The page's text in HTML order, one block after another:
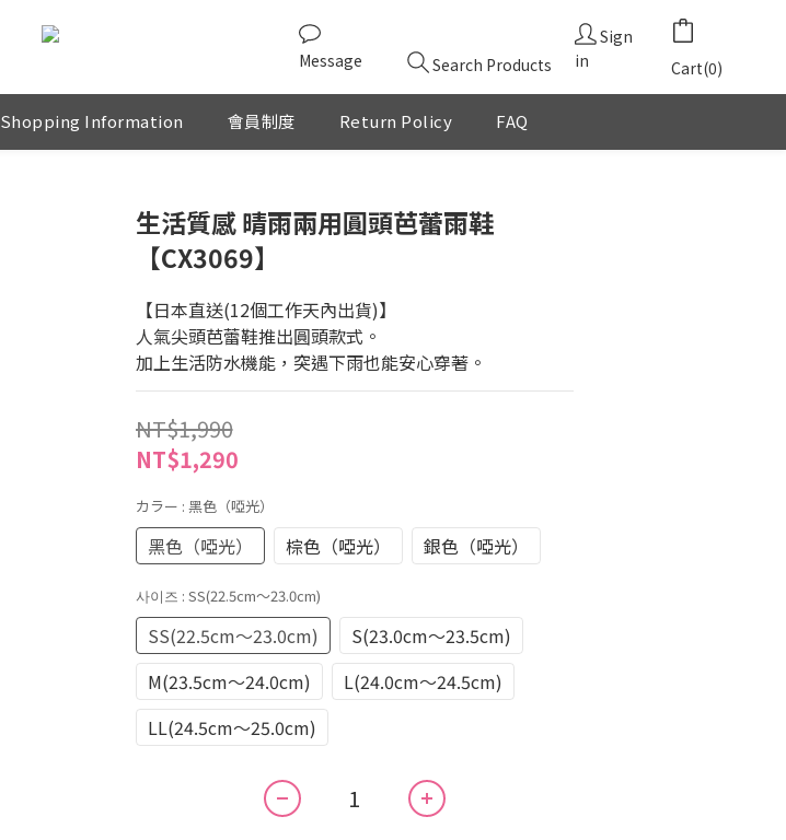
Message Search Products
Sign
in
Cart(0)
Shopping Information 會員制度 Return Policy FAQ
生活質感 晴雨兩用圓頭芭蕾雨鞋
【CX3069】
【日本直送(12個工作天內出貨)】
人氣尖頭芭蕾鞋推出圓頭款式。
加上生活防水機能，突遇下雨也能安心穿著。
NT$1,990
NT$1,290
カラー : 黑色（啞光）
黑色（啞光） 棕色（啞光） 銀色（啞光）
사이즈 : SS(22.5cm～23.0cm)
SS(22.5cm～23.0cm)
S(23.0cm～23.5cm)
M(23.5cm～24.0cm)
L(24.0cm～24.5cm)
LL(24.5cm～25.0cm)